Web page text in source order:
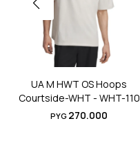
UA M HWT OS Hoops
Courtside-WHT - WHT-110
PYG 270.000